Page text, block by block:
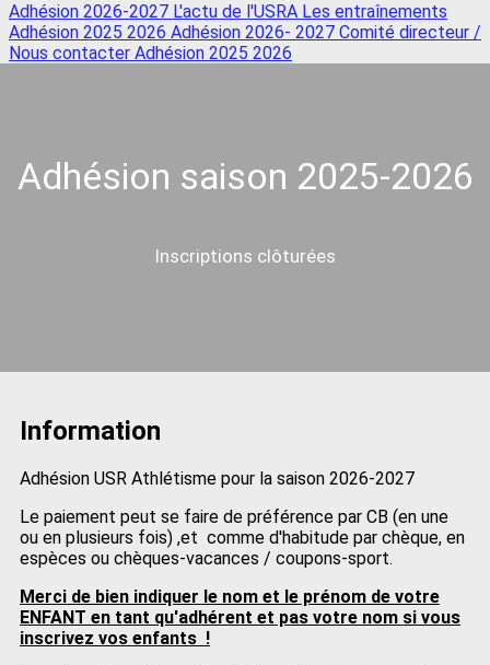
Adhésion 2026-2027 L'actu de l'USRA Les entraînements
Adhésion 2025 2026 Adhésion 2026- 2027 Comité directeur /
Nous contacter Adhésion 2025 2026
Adhésion saison 2025-2026
Inscriptions clôturées
Information
Adhésion USR Athlétisme pour la saison 2026-2027
Le paiement peut se faire de préférence par CB (en une
ou en plusieurs fois) ,et comme d'habitude par chèque, en
espèces ou chèques-vacances / coupons-sport.
Merci de bien indiquer le nom et le prénom de votre
ENFANT en tant qu'adhérent et pas votre nom si vous
inscrivez vos enfants !